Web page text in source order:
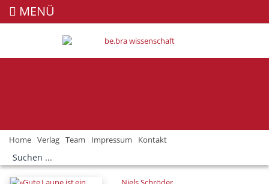
MENÜ
Home Verlag Team Impressum Kontakt